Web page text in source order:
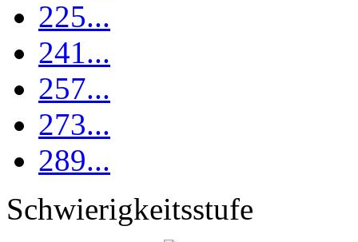
225...
241...
257...
273...
289...
Schwierigkeitsstufe